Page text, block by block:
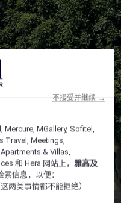
Mercure, MGallery, Sofitel,
Travel, Meetings,
& Villas,
和 Hera 网站上，雅高及
信息，以便：
两类事情都不能拒绝）
不接受并继续 →